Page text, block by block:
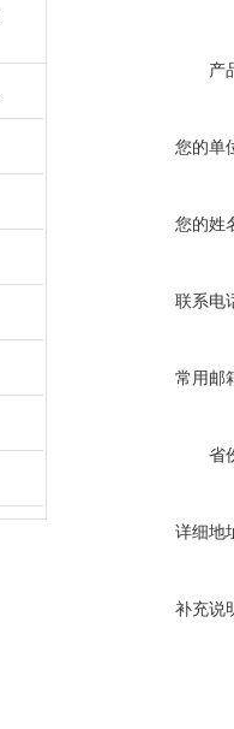
产
您的单
您的姓
联系电
常用邮
省
详细地
补充说